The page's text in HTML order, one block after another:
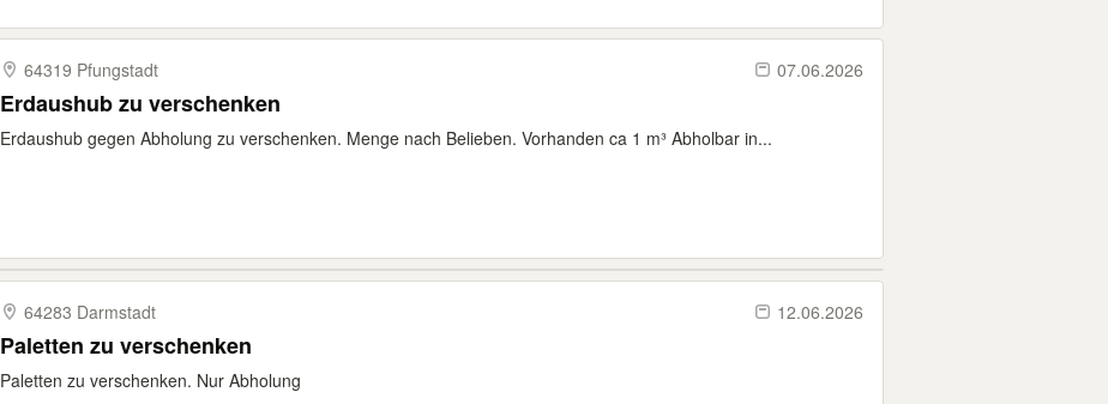
64319 Pfungstadt 07.06.2026
Erdaushub zu verschenken
Erdaushub gegen Abholung zu verschenken. Menge nach Belieben. Vorhanden ca 1 m³ Abholbar in...
64283 Darmstadt 12.06.2026
Paletten zu verschenken
Paletten zu verschenken. Nur Abholung